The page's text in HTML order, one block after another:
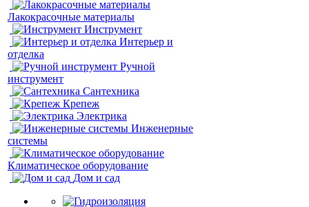
Лакокрасочные материалы
Инструмент
Интерьер и
отделка
Ручной
инструмент
Сантехника
Крепеж
Электрика
Инженерные
системы
Климатическое оборудование
Дом и сад